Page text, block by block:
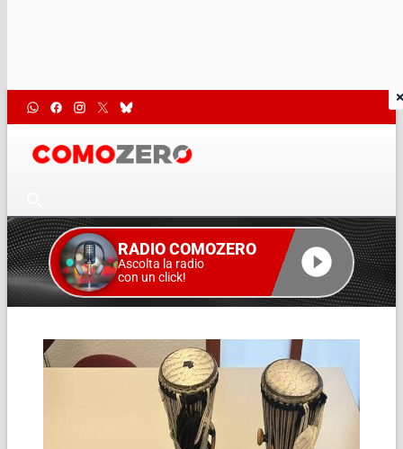
RADIO COMOZERO
Ascolta la radio
con un click!